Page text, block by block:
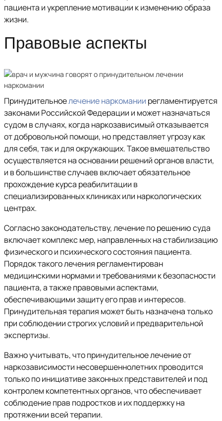
пациента и укрепление мотивации к изменению образа
жизни.
Правовые аспекты
Принудительноелечение наркомании регламентируется
законами Российской Федерации и может назначаться
судом в случаях, когда наркозависимый отказывается
от добровольной помощи, но представляет угрозу как
для себя, так и для окружающих. Такое вмешательство
осуществляется на основании решений органов власти,
и в большинстве случаев включает обязательное
прохождение курса реабилитации в
специализированных клиниках или наркологических
центрах.
Согласно законодательству, лечение по решению суда
включает комплекс мер, направленных на стабилизацию
физического и психического состояния пациента.
Порядок такого лечения регламентирован
медицинскими нормами и требованиями к безопасности
пациента, а также правовыми аспектами,
обеспечивающими защиту его прав и интересов.
Принудительная терапия может быть назначена только
при соблюдении строгих условий и предварительной
экспертизы.
Важно учитывать, что принудительное лечение от
наркозависимости несовершеннолетних проводится
только по инициативе законных представителей и под
контролем компетентных органов, что обеспечивает
соблюдение прав подростков и их поддержку на
протяжении всей терапии.